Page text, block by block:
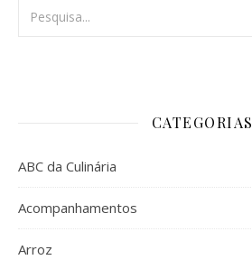
CATEGORIAS
ABC da Culinária
Acompanhamentos
Arroz